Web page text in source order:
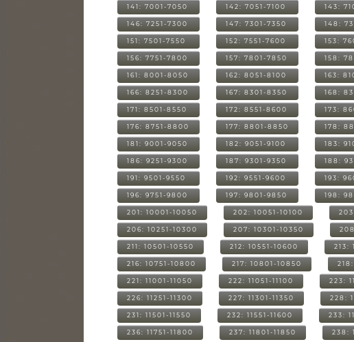
141: 7001-7050 142: 7051-7100 143:
146: 7251-7300 147: 7301-7350 148:
151: 7501-7550 152: 7551-7600 153:
156: 7751-7800 157: 7801-7850 158:
161: 8001-8050 162: 8051-8100 163:
166: 8251-8300 167: 8301-8350 168:
171: 8501-8550 172: 8551-8600 173:
176: 8751-8800 177: 8801-8850 178:
181: 9001-9050 182: 9051-9100 183:
186: 9251-9300 187: 9301-9350 188:
191: 9501-9550 192: 9551-9600 193:
196: 9751-9800 197: 9801-9850 198:
201: 10001-10050 202: 10051-10100
206: 10251-10300 207: 10301-10350
211: 10501-10550 212: 10551-10600 213:
216: 10751-10800 217: 10801-10850
221: 11001-11050 222: 11051-11100 223:
226: 11251-11300 227: 11301-11350 228:
231: 11501-11550 232: 11551-11600 233:
236: 11751-11800 237: 11801-11850 238: